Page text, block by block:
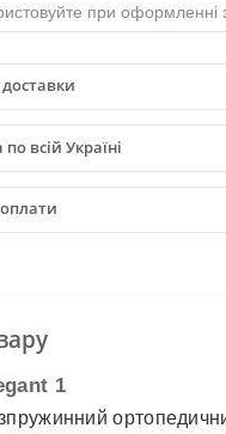
при оформленні
доставки
грн. -400 грн.
грн - БЕЗКОШТОВНО
+30 грн\км
всій Україні
1